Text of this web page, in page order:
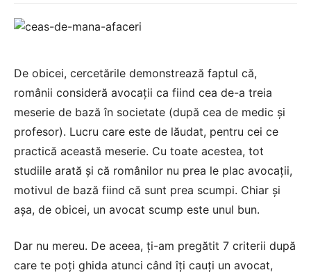
De obicei, cercetările demonstrează faptul că,
românii consideră avocații ca fiind cea de-a treia
meserie de bază în societate (după cea de medic și
profesor). Lucru care este de lăudat, pentru cei ce
practică această meserie. Cu toate acestea, tot
studiile arată și că românilor nu prea le plac avocații,
motivul de bază fiind că sunt prea scumpi. Chiar și
așa, de obicei, un avocat scump este unul bun.
Dar nu mereu. De aceea, ți-am pregătit 7 criterii după
care te poți ghida atunci când îți cauți un avocat,